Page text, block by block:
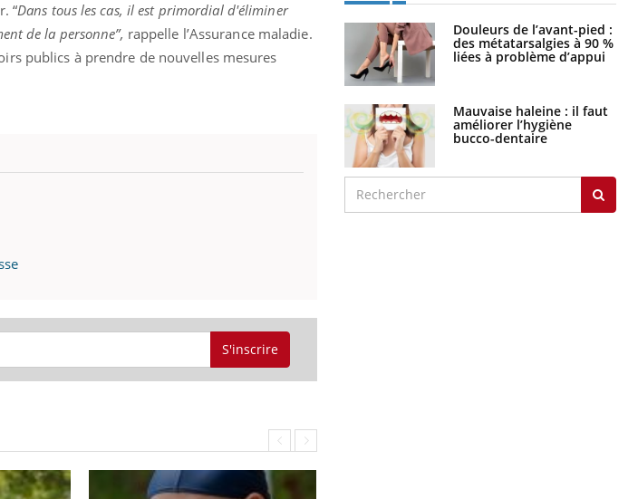
“Dans tous les cas, il est primordial d'éliminer
de la personne”, rappelle l’Assurance maladie.
publics à prendre de nouvelles mesures
S'inscrire
Douleurs de l’avant-pied :
des métatarsalgies à 90 %
liées à problème d’appui
Mauvaise haleine : il faut
améliorer l’hygiène
bucco-dentaire